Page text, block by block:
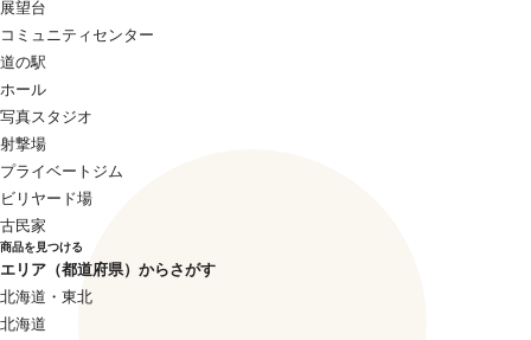
展望台
コミュニティセンター
道の駅
ホール
写真スタジオ
射撃場
プライベートジム
ビリヤード場
古民家
商品を見つける
エリア（都道府県）からさがす
北海道・東北
北海道